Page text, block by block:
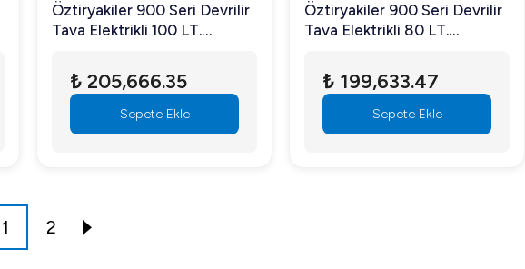
Öztiryakiler 900 Seri Devrilir
Tava Elektrikli 100 LT.
₺ 205,666.35
Sepete Ekle
Öztiryakiler 900 Seri Devrilir
Tava Elektrikli 80 LT.
₺ 199,633.47
Sepete Ekle
1 2